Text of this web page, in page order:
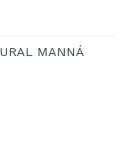
MANNÁ